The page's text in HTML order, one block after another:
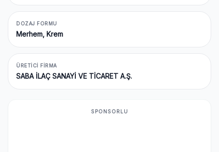
DOZAJ FORMU
Merhem, Krem
ÜRETICI FIRMA
SABA İLAÇ SANAYİ VE TİCARET A.Ş.
SPONSORLU